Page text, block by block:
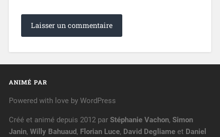
ANIMÉ PAR
Powered with love by WordPress
Créé et animé depuis 2012 par Stéphanie Vachon, Simon
Janin, Willy Bahuaud, Florian Luce, David Degliameet Daniel